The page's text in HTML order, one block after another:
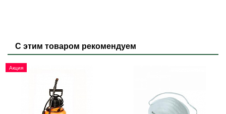
С этим товаром рекомендуем
Акция